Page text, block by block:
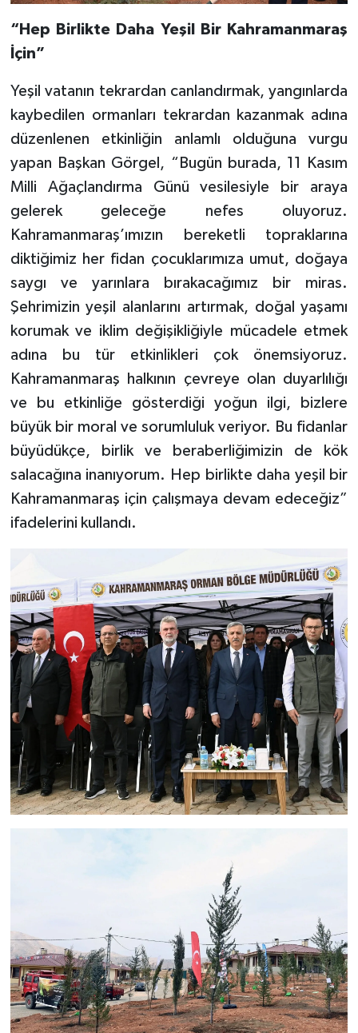
“Hep Birlikte Daha Yeşil Bir Kahramanmaraş
İçin”
Yeşil vatanın tekrardan canlandırmak, yangınlarda
kaybedilen ormanları tekrardan kazanmak adına
düzenlenen etkinliğin anlamlı olduğuna vurgu
yapan Başkan Görgel, “Bugün burada, 11 Kasım
Milli Ağaçlandırma Günü vesilesiyle bir araya
gelerek geleceğe nefes oluyoruz.
Kahramanmaraş’ımızın bereketli topraklarına
diktiğimiz her fidan çocuklarımıza umut, doğaya
saygı ve yarınlara bırakacağımız bir miras.
Şehrimizin yeşil alanlarını artırmak, doğal yaşamı
korumak ve iklim değişikliğiyle mücadele etmek
adına bu tür etkinlikleri çok önemsiyoruz.
Kahramanmaraş halkının çevreye olan duyarlılığı
ve bu etkinliğe gösterdiği yoğun ilgi, bizlere
büyük bir moral ve sorumluluk veriyor. Bu fidanlar
büyüdükçe, birlik ve beraberliğimizin de kök
salacağına inanıyorum. Hep birlikte daha yeşil bir
Kahramanmaraş için çalışmaya devam edeceğiz”
ifadelerini kullandı.